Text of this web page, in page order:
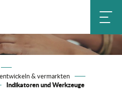
& vermarkten
Indikatoren und Werkzeuge